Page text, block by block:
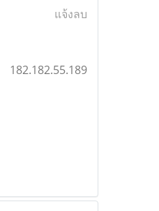
แจ้งลบ
182.182.55.189